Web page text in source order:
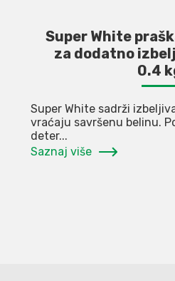
Super White
za dodatno
0.4
Super White sadrži
vraćaju savršenu belinu.
deter...
Saznaj više